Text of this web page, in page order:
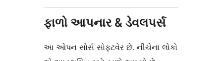
ફાળો આપનાર & ડેવલપર્સ
આ ઓપન સોર્સ સોફ્ટવેર છે. નીચેના લોકો